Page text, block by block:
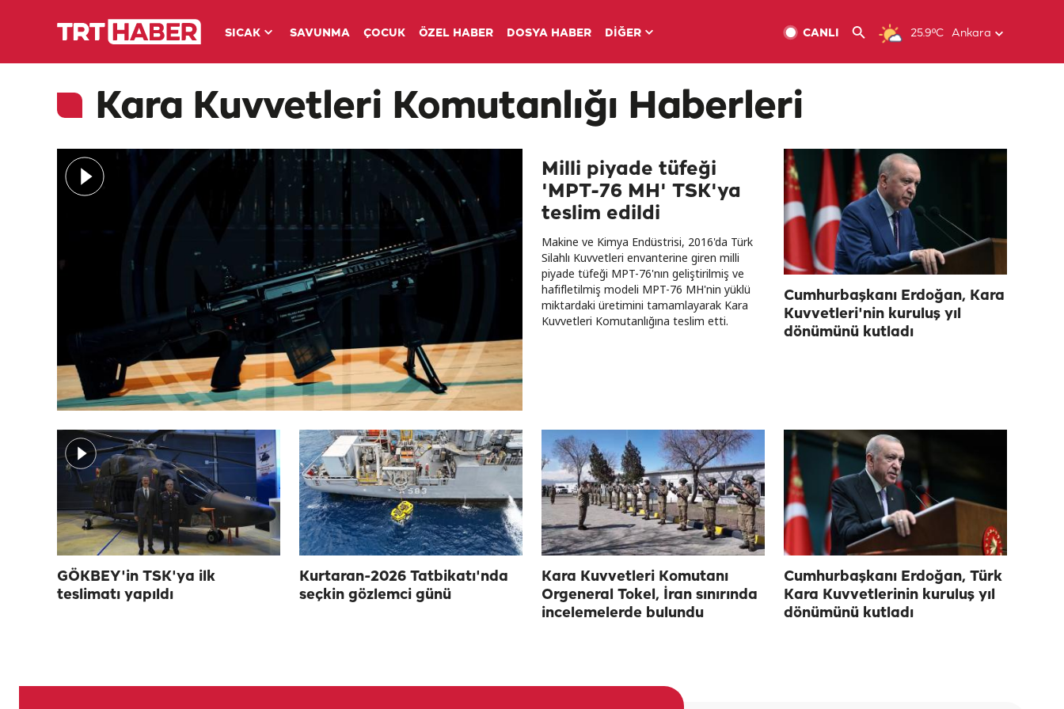
SICAK SAVUNMA ÇOCUK ÖZEL HABER DOSYA HABER DİĞER 25.9ºC Ankara
CANLI
Kara Kuvvetleri Komutanlığı Haberleri
Milli piyade tüfeği
'MPT-76 MH' TSK'ya
teslim edildi
Makine ve Kimya Endüstrisi, 2016'da Türk
Silahlı Kuvvetleri envanterine giren milli
piyade tüfeği MPT-76'nın geliştirilmiş ve
hafifletilmiş modeli MPT-76 MH'nin yüklü
miktardaki üretimini tamamlayarak Kara
Kuvvetleri Komutanlığına teslim etti.
Cumhurbaşkanı Erdoğan, Kara
Kuvvetleri'nin kuruluş yıl
dönümünü kutladı
GÖKBEY'in TSK'ya ilk
teslimatı yapıldı
Kurtaran-2026 Tatbikatı'nda
seçkin gözlemci günü
Kara Kuvvetleri Komutanı
Orgeneral Tokel, İran sınırında
incelemelerde bulundu
Cumhurbaşkanı Erdoğan, Türk
Kara Kuvvetlerinin kuruluş yıl
dönümünü kutladı